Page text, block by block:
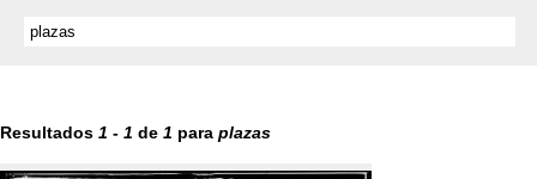
Resultados 1 - 1 de 1 para plazas